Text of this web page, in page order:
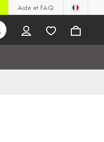
Aide et FAQ